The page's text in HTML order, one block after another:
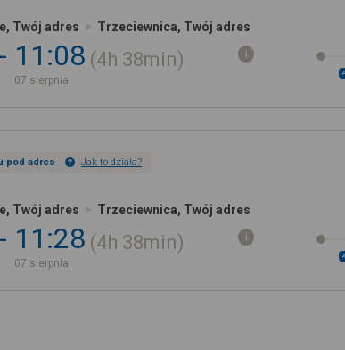
Twój adres Trzeciewnica, Twój adres
11:08
07 sierpnia
4h 38min
pod adres Jak to działa?
Twój adres Trzeciewnica, Twój adres
11:28
07 sierpnia
4h 38min